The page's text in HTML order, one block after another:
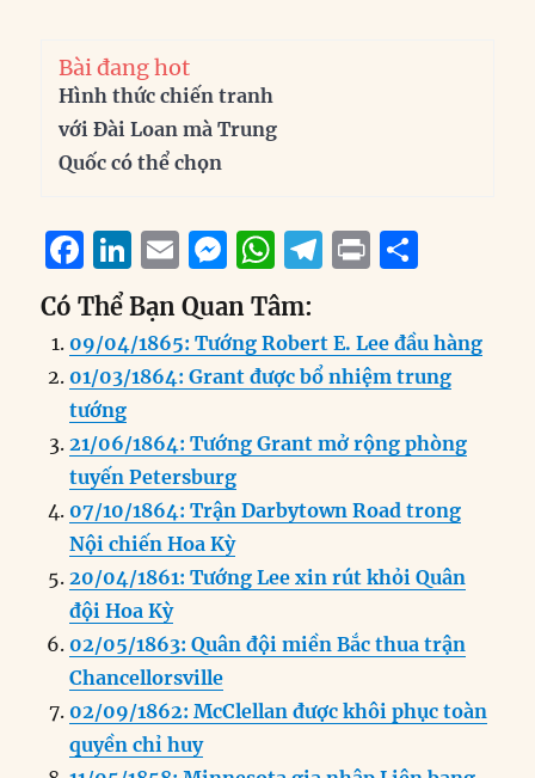
Bài đang hot
Hình thức chiến tranh
với Đài Loan mà Trung
Quốc có thể chọn
F
a
c
e
b
o
o
k
Li
n
k
e
d
I
n
E
m
ai
l
M
ss
e
n
g
er
W
h
at
s
A
p
T
e
g
r
a
P
t
a
re
Có Thể Bạn Quan Tâm:
09/04/1865: Tướng Robert E. Lee đầu hàng
01/03/1864: Grant được bổ nhiệm trung
tướng
21/06/1864: Tướng Grant mở rộng phòng
tuyến Petersburg
07/10/1864: Trận Darbytown Road trong
Nội chiến Hoa Kỳ
20/04/1861: Tướng Lee xin rút khỏi Quân
đội Hoa Kỳ
02/05/1863: Quân đội miền Bắc thua trận
Chancellorsville
02/09/1862: McClellan được khôi phục toàn
quyền chỉ huy